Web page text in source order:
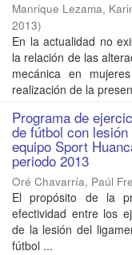
Manrique Lezama,
2013)
En la actualidad no
la relación de las
mecánica en
realización de la
Programa de
de fútbol con
equipo Sport
periodo 2013
Oré Chavarría, Paúl
El propósito de la
efectividad entre los
de la lesión del
fútbol ...